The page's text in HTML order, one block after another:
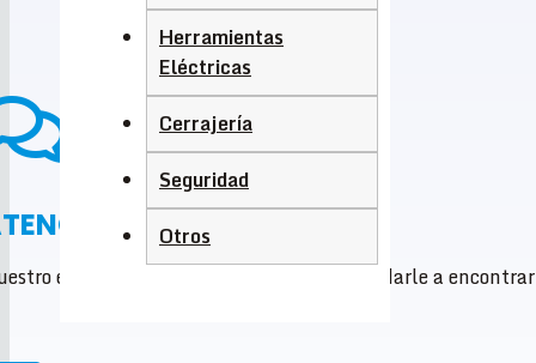
Herramientas
Eléctricas
Cerrajería
Seguridad
Otros
DIRECTA
equipo de ventas está dedicado a ayudarle a